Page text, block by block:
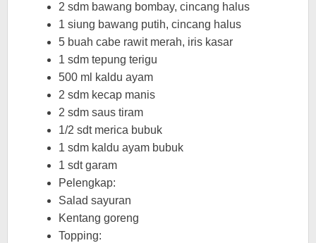
2 sdm bawang bombay, cincang halus
1 siung bawang putih, cincang halus
5 buah cabe rawit merah, iris kasar
1 sdm tepung terigu
500 ml kaldu ayam
2 sdm kecap manis
2 sdm saus tiram
1/2 sdt merica bubuk
1 sdm kaldu ayam bubuk
1 sdt garam
Pelengkap:
Salad sayuran
Kentang goreng
Topping: